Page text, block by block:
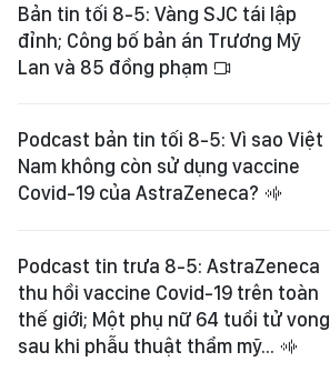
Bản tin tối 8-5: Vàng SJC tái lập
đỉnh; Công bố bản án Trương Mỹ
Lan và 85 đồng phạm
Podcast bản tin tối 8-5: Vì sao Việt
Nam không còn sử dụng vaccine
Covid-19 của AstraZeneca?
Podcast tin trưa 8-5: AstraZeneca
thu hồi vaccine Covid-19 trên toàn
thế giới; Một phụ nữ 64 tuổi tử vong
sau khi phẫu thuật thẩm mỹ...